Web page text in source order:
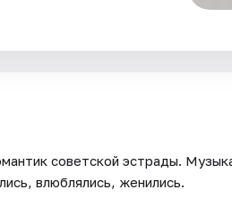
советской эстрады.
влюблялись, женились.